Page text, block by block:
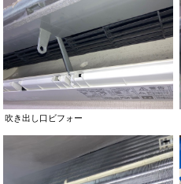
吹き出し口ビフォー